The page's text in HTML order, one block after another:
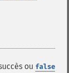
ou false